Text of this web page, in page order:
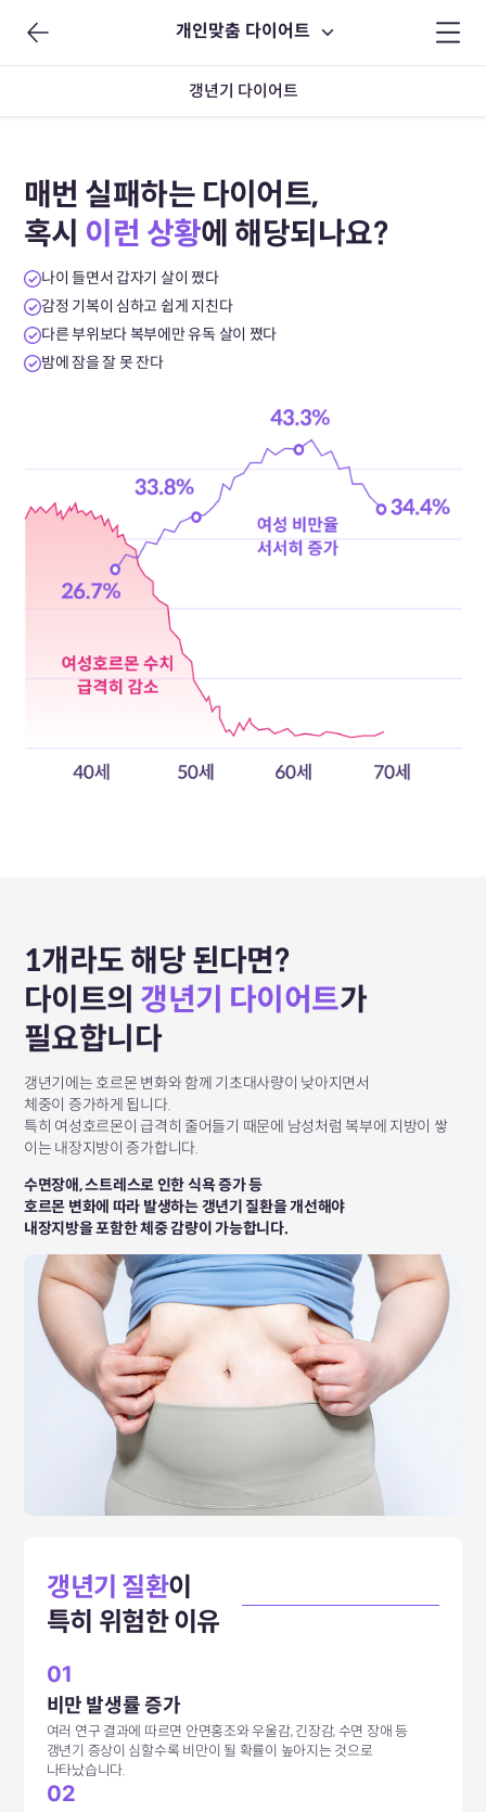
개인맞춤 다이어트
갱년기 다이어트
매번 실패하는 다이어트,
혹시 이런 상황에 해당되나요?
나이 들면서 갑자기 살이 쪘다
감정 기복이 심하고 쉽게 지친다
다른 부위보다 복부에만 유독 살이 쪘다
밤에 잠을 잘 못 잔다
1개라도 해당 된다면?
다이트의 갱년기 다이어트가
필요합니다
갱년기에는 호르몬 변화와 함께 기초대사량이 낮아지면서
체중이 증가하게 됩니다.
특히 여성호르몬이 급격히 줄어들기 때문에 남성처럼 복부에 지방이 쌓
이는 내장지방이 증가합니다.
수면장애, 스트레스로 인한 식욕 증가 등
호르몬 변화에 따라 발생하는 갱년기 질환을 개선해야
내장지방을 포함한 체중 감량이 가능합니다.
갱년기 질환이
특히 위험한 이유
01
비만 발생률 증가
여러 연구 결과에 따르면 안면홍조와 우울감, 긴장감, 수면 장애 등
갱년기 증상이 심할수록 비만이 될 확률이 높아지는 것으로
나타났습니다.
02